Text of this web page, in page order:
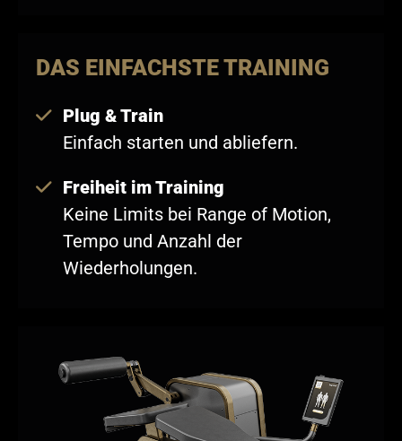
DAS EINFACHSTE TRAINING
Plug & Train
Einfach starten und abliefern.
Freiheit im Training
Keine Limits bei Range of Motion,
Tempo und Anzahl der
Wiederholungen.